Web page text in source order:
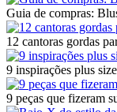
Guia de compras:
12 cantoras gordas
9 inspirações plus
9 peças que fizeram